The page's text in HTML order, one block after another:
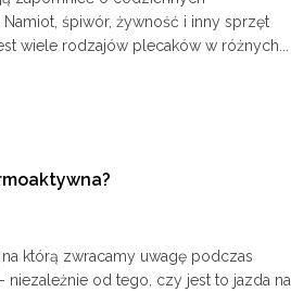
śpiwór, żywność i inny sprzęt
wiele rodzajów plecaków w różnych...
którą zwracamy uwagę podczas
od tego, czy jest to jazda na